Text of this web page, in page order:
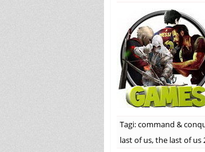
Tagi:command &
last of us,the last of us